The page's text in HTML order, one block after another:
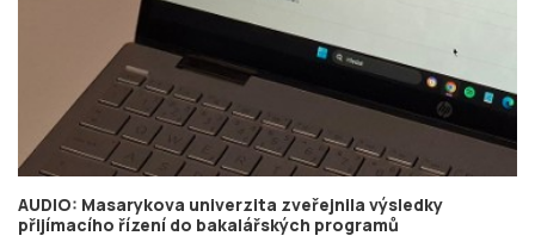
AUDIO: Masarykova univerzita zveřejnila výsledky
přijímacího řízení do bakalářských programů